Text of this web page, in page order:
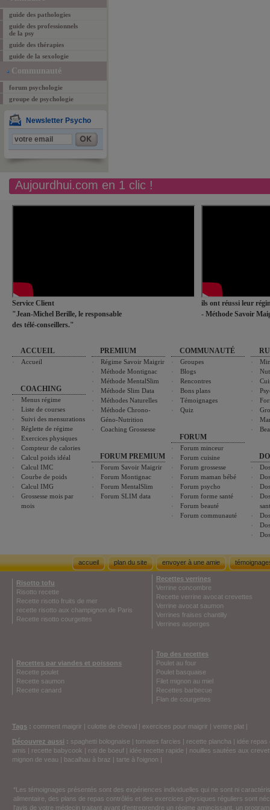
guide des pathologies
guide des professionnels
de la psy
guide des thérapies
guide de la sexologie
Communauté
forum psychologie
groupe de psychologie
Newsletter Psycho
Aujourdhui.com en 1 clic !
Service Client
"Jean-Michel Berille, le responsable
des télé-conseillers."
ils ont réussi leur
- Méthode Savoir
ACCUEIL
Accueil
COACHING
Menus régime
Liste de courses
Suivi des mensurations
Réglette de régime
Exercices physiques
Compteur de calories
Calcul poids idéal
Calcul IMC
Courbe de poids
Calcul IMG
Grossesse mois par
mois
PREMIUM
Régime Savoir Maigrir
Méthode Montignac
Méthode MentalSlim
Méthode Slim Data
Méthodes Naturelles
Méthode Chrono-
Géno-Nutrition
Coaching Grossesse
FORUM PREMIUM
Forum Savoir Maigrir
Forum Montignac
Forum MentalSlim
Forum SLIM data
COMMUNAUTÉ
Groupes
Blogs
Rencontres
Bons plans
Témoignages
Quiz
FORUM
Forum minceur
Forum cuisine
Forum grossesse
Forum maman bébé
Forum psycho
Forum forme santé
Forum beauté
Forum communauté
accueil plan du site envoyer à une amie
Risotto tofu
Risotto recette
Recette risotto fruits de mer
recette risotto aux champignon de Paris
Recette risotto courgettes
Recettes verrines
Verrine concombre
Recette verrine avocat crevettes
Verrine avocat saumon
Verrines fraises chantilly
Verrines asperges
Recettes par viandes et poissons
Recette poulet
Recette saumon
Recette canard
Top des recettes
Poulet au four
Poulet basquaise
Filet mignon au miel
Recettes barbecue
Flan de courgettes
Tags : comment maigrir | culotte de cheval | exercices pour maigrir | ventre plat |
Découvrez aussi : spaghetti bolognaise | tomates farcies | recette plancha | idée repas
amis | recette babycook | roti de boeuf | idée recette rapide | nouilles sautées aux
mignon de veau | bacalhau à braz | tarte à l'oignon |
*Les témoignages présentés sont des expériences individuelles qui ne sont ni
alimentaire, des plans de repas contrôlés et des exercices physiques réguliers sont
l'avis de votre médecin traitant avant d'entreprendre un régime amincissant, un